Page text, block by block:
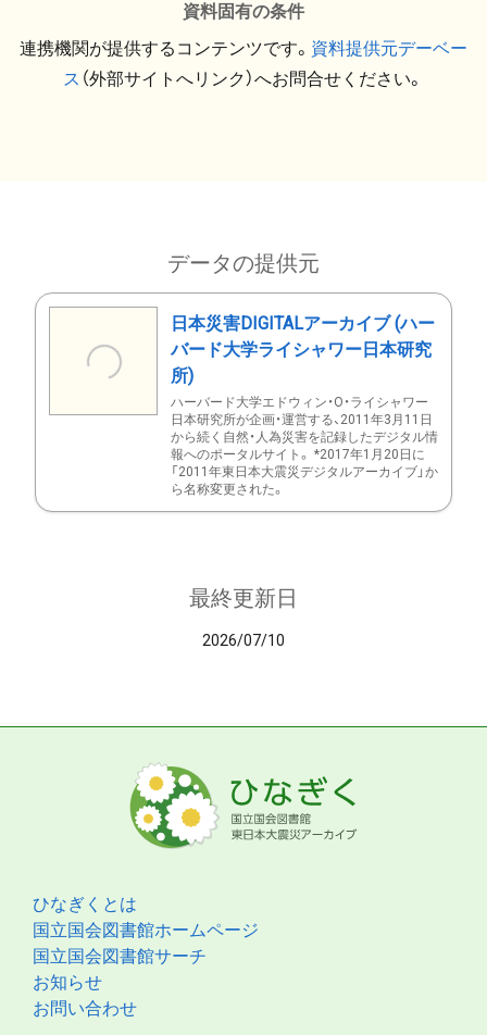
資料固有の条件
連携機関が提供するコンテンツです。 資料提供元デーベー
ス （外部サイトへリンク）へお問合せください。
データの提供元
日本災害DIGITALアーカイブ (ハー
バード大学ライシャワー日本研究
所)
ハーバード大学エドウィン・O・ライシャワー
日本研究所が企画・運営する、2011年3月11日
から続く自然・人為災害を記録したデジタル情
報へのポータルサイト。 *2017年1月20日に
「2011年東日本大震災デジタルアーカイブ」か
ら名称変更された。
最終更新日
2026/07/10
ひなぎくとは
国立国会図書館ホームページ
国立国会図書館サーチ
お知らせ
お問い合わせ